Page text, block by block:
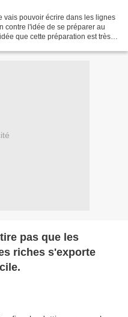
vais pouvoir écrire dans les lignes
contre l'idée de se préparer au
que cette préparation est très
pas que les
riches s'exporte